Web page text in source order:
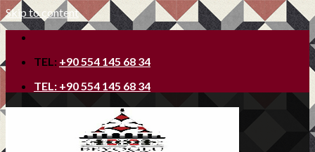
Skip to content
TEL: +90 554 145 68 34
TEL: +90 554 145 68 34